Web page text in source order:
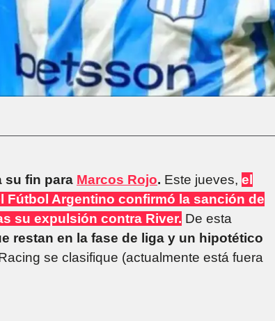
su fin para Marcos Rojo. Este jueves, el
Fútbol Argentino confirmó la sanción de
su expulsión contra River. De esta
restan en la fase de liga y un hipotético
se clasifique (actualmente está fuera